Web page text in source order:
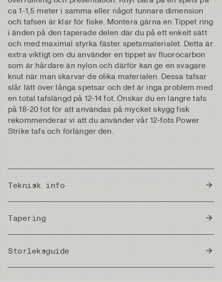
ca 1-1,5 meter i samma eller något tunnare dimension
och tafsen är klar för fiske. Montera gärna en Tippet ring
i änden på den taperade delen där du på ett enkelt sätt
och med maximal styrka fäster spetsmaterialet. Detta är
extra viktigt om du använder en tippet av fluorocarbon
som är hårdare än nylon och därför kan ge en svagare
knut när man skarvar de olika materialen. Dessa tafsar
slår lätt över långa spetsar och det är inga problem med
en total tafslängd på 12-14 fot. Önskar du en längre tafs
på 18-20 fot för att användas på mycket skygg fisk
rekommenderar vi att du använder vår 12-fots Power
Strike tafs och förlänger den.
Teknisk info
Country of Origin Japan
Tapering
Storleksguide
Meter/Cm|Fot/Tum